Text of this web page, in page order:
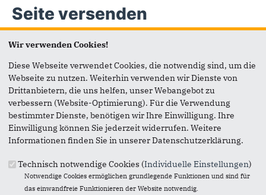
Seite versenden
Vielen Dank, dass Sie die Inhalte unserer Homepage
weiterempfehlen.
Anmerkung: Ihre E-Mail-Adresse wird benötigt um die
Personen, denen Sie die Seite weiterempfehlen, zu
informieren, von wem die Empfehlung kommt, und dass es
kein Spam ist.
Das mit * gekennzeichnete Feld ist ein Pflichtfeld.
Eigene E-Mail-Adresse *
Wir verwenden Cookies!
Diese Webseite verwendet Cookies, die notwendig sind, um die
Webseite zu nutzen. Weiterhin verwenden wir Dienste von
Drittanbietern, die uns helfen, unser Webangebot zu
verbessern (Website-Optimierung). Für die Verwendung
bestimmter Dienste, benötigen wir Ihre Einwilligung. Ihre
Einwilligung können Sie jederzeit widerrufen. Weitere
Informationen finden Sie in unserer Datenschutzerklärung.
Technisch notwendige Cookies (Individuelle Einstellungen)
Notwendige Cookies ermöglichen grundlegende Funktionen und sind für
das einwandfreie Funktionieren der Website notwendig.